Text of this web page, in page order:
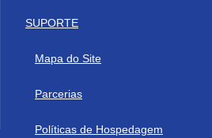
SUPORTE
Mapa do Site
Parcerias
Políticas de Hospedagem